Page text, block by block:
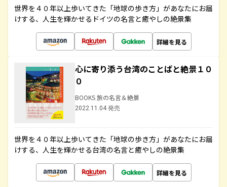
世界を４０年以上歩いてきた「地球の歩き方」があなたにお届
けする、人生を輝かせるドイツの名言と癒やしの絶景集
詳細を見る
心に寄り添う台湾のことばと絶景１０
０
BOOKS 旅の名言＆絶景
2022.11.04 発売
世界を４０年以上歩いてきた「地球の歩き方」があなたにお届
けする、人生を輝かせる台湾の名言と癒やしの絶景集
詳細を見る